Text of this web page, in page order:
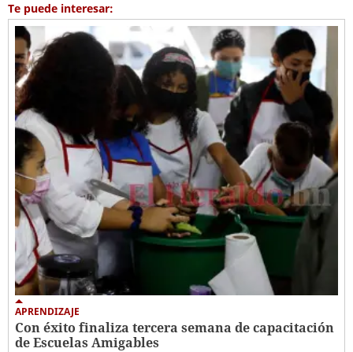
Te puede interesar:
APRENDIZAJE
Con éxito finaliza tercera semana de capacitación
de Escuelas Amigables